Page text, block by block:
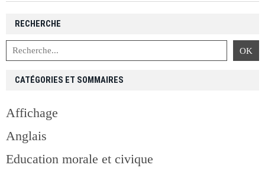
RECHERCHE
CATÉGORIES ET SOMMAIRES
Affichage
Anglais
Education morale et civique